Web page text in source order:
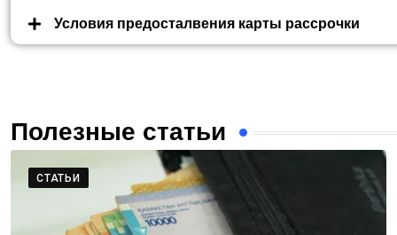
Условия предосталвения карты рассрочки
Полезные статьи
СТАТЬИ